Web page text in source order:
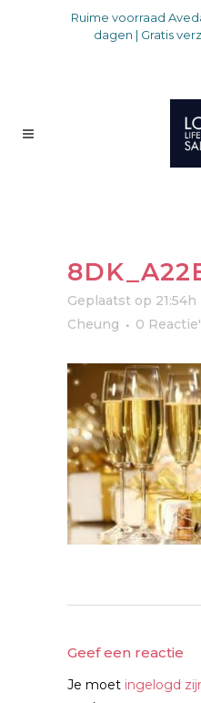
Ruime voorraad
dagen | Gratis
Geplaatst op 21:54h
Cheung
0
Geef een reactie
Je moet ingelogd